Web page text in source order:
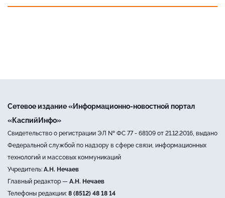
Сетевое издание «Информационно-новостной портал
«КаспийИнфо»
Свидетельство о регистрации ЭЛ № ФС 77 - 68109 от 21.12.2016, выдано
Федеральной службой по надзору в сфере связи, информационных
технологий и массовых коммуникаций
Учредитель: А.Н. Нечаев
Главный редактор — А.Н. Нечаев
Телефоны редакции: 8 (8512) 48 18 14